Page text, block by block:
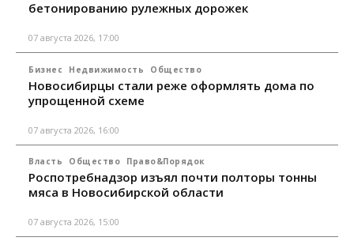
бетонированию рулежных дорожек
07 августа 2026, 17:00
Бизнес Недвижимость Общество
Новосибирцы стали реже оформлять дома по
упрощенной схеме
07 августа 2026, 16:00
Власть Общество Право&Порядок
Роспотребнадзор изъял почти полторы тонны
мяса в Новосибирской области
07 августа 2026, 15:00